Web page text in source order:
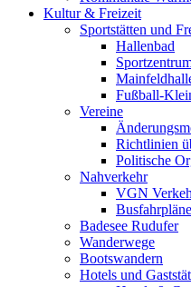
Kultur & Freizeit
Sportstätten und
Hallenbad
Fußball-
Vereine
Richtlinien
Politische
Nahverkehr
VGN
Busfahrpläne
Badesee Rudufer
Wanderwege
Bootswandern
Hotels und